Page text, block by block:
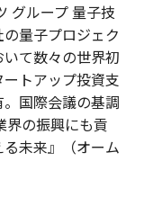
グループ 量子技
量子プロジェク
て数々の世界初
トアップ投資支
国際会議の基調
界の振興にも貢
未来』（オーム